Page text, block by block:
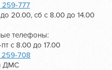
259-777
20.00, сб с 8.00 до 14.00
телефоны:
с 8.00 до 17.00
259-708
ДМС